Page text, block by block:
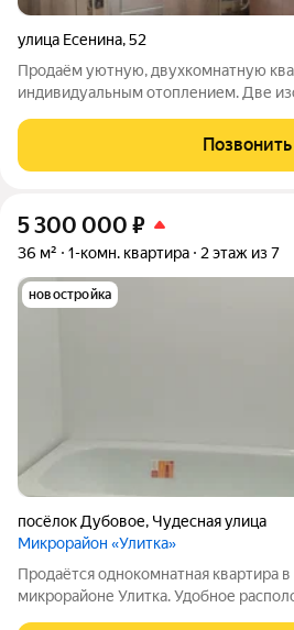
улица Есенина,52
Продаём уютную, двуxкомнатную
индивидуальным отоплением. Две
раздельный, ванная комната в
тамбур на две квартиры. Квартира с
Позвонить
5 300 000 ₽
36 м² 1-комн. квартира 2 этаж из 7
новостройка
посёлок Дубовое, Чудесная улица
Микрорайон «Улитка»
Продаётся однокомнатная квартира
микрорайоне Улитка. Удобное